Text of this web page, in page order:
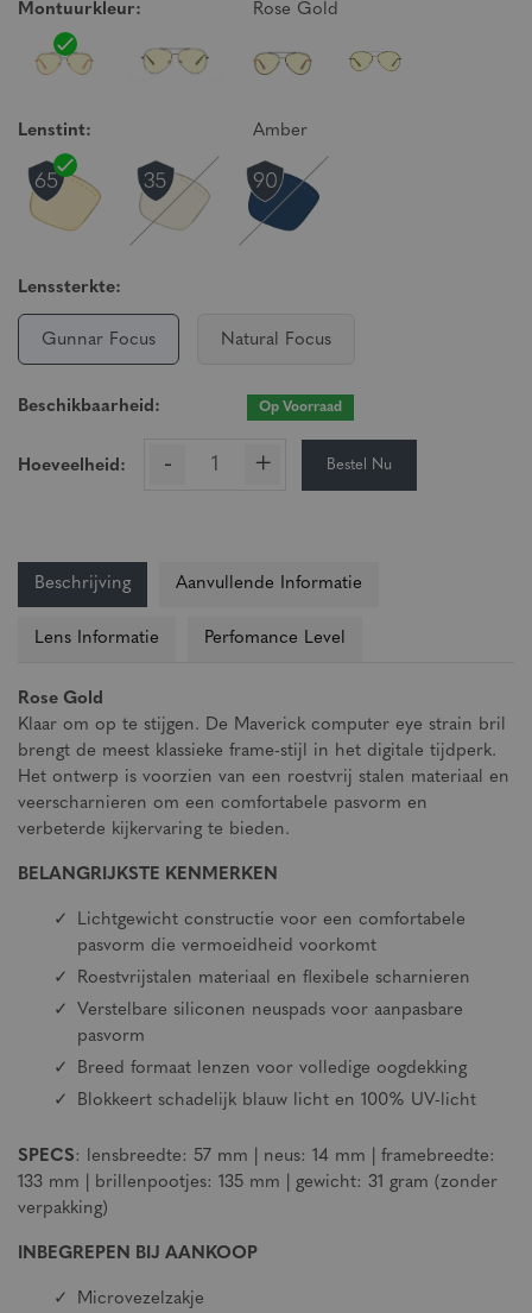
Montuurkleur: Rose Gold
Lenstint: Amber
Lenssterkte:
Gunnar Focus Natural Focus
Beschikbaarheid: Op Voorraad
Hoeveelheid: - + Bestel Nu
Beschrijving Aanvullende Informatie
Lens Informatie Perfomance Level
Rose Gold
Klaar om op te stijgen. De Maverick computer eye strain bril
brengt de meest klassieke frame-stijl in het digitale tijdperk.
Het ontwerp is voorzien van een roestvrij stalen materiaal en
veerscharnieren om een comfortabele pasvorm en
verbeterde kijkervaring te bieden.
BELANGRIJKSTE KENMERKEN
Lichtgewicht constructie voor een comfortabele
pasvorm die vermoeidheid voorkomt
Roestvrijstalen materiaal en flexibele scharnieren
Verstelbare siliconen neuspads voor aanpasbare
pasvorm
Breed formaat lenzen voor volledige oogdekking
Blokkeert schadelijk blauw licht en 100% UV-licht
SPECS: lensbreedte: 57 mm | neus: 14 mm | framebreedte:
133 mm | brillenpootjes: 135 mm | gewicht: 31 gram (zonder
verpakking)
INBEGREPEN BIJ AANKOOP
Microvezelzakje